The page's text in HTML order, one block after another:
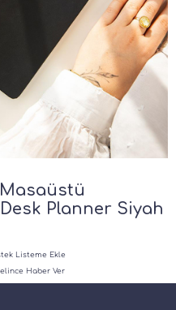
Planner Siyah
Listeme Ekle
Haber Ver